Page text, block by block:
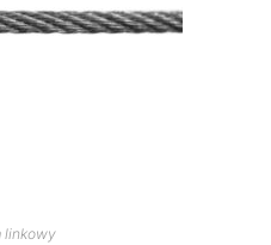
linkowy